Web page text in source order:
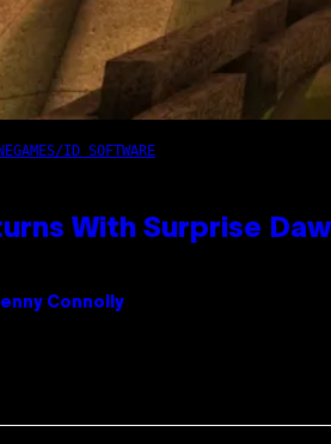
ID SOFTWARE
With Surprise
Connolly